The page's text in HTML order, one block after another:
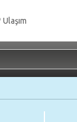
Ulaşım